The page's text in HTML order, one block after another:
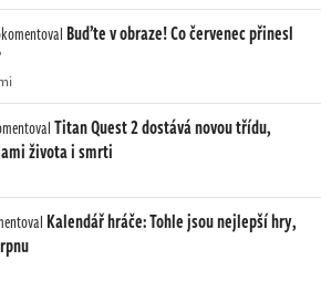
Buďte v obraze! Co červenec přinesl
Titan Quest 2 dostává novou třídu,
života i smrti
Kalendář hráče: Tohle jsou nejlepší hry,